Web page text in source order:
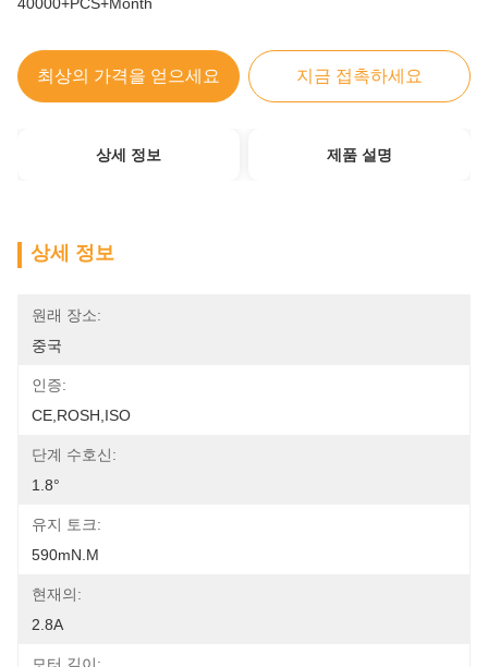
최상의 가격을 얻으세요 지금 접촉하세요
상세 정보 제품 설명
상세 정보
원래 장소:
중국
인증:
CE,ROSH,ISO
단계 수호신:
1.8°
유지 토크:
590mN.m
현재의:
2.8A